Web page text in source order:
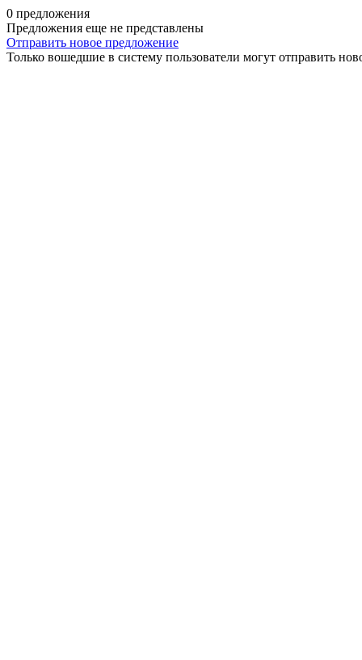
0 предложения
Предложения еще не представлены
Отправить новое предложение
Только вошедшие в систему пользователи могут отправить